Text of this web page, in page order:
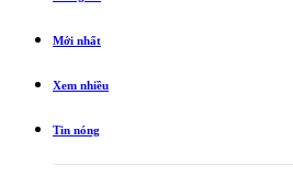
Mới nhất
Xem nhiều
Tin nóng